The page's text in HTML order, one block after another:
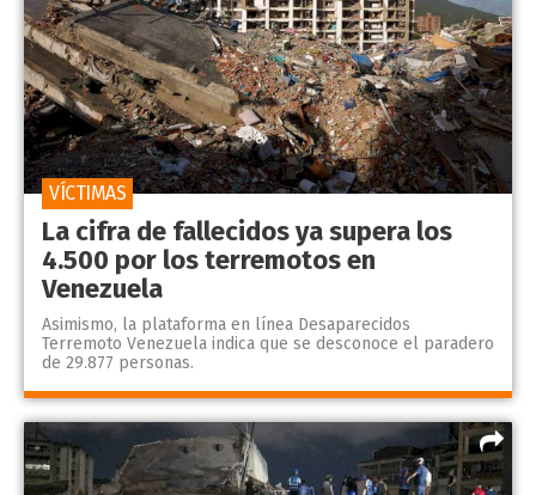
La cifra de fallecidos ya supera los
4.500 por los terremotos en
Venezuela
Asimismo, la plataforma en línea Desaparecidos
Terremoto Venezuela indica que se desconoce el paradero
de 29.877 personas.
VÍCTIMAS